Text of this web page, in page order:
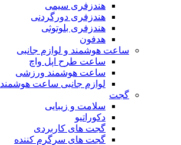
هندزفری سیمی
هندزفری دورگردنی
هندزفری بلوتوثی
هدفون
ساعت هوشمند و لوازم جانبی
ساعت طرح اپل واچ
ساعت هوشمند ورزشی
لوازم جانبی ساعت هوشمند
گجت
سلامت و زیبایی
دکوراتیو
گجت های کاربردی
گجت های سرگرم کننده